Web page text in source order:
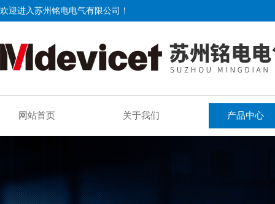
欢迎进入苏州铭电电气有限公司！
网站首页 关于我们 产品中心